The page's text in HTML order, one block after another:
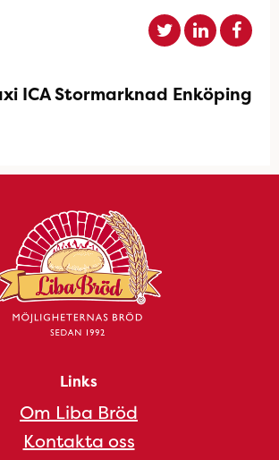
ICA Stormarknad Enköping
Links
Om Liba Bröd
Kontakta oss